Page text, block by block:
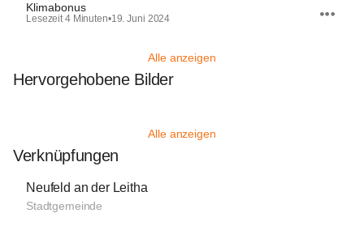
Klimabonus
Lesezeit 4 Minuten•19. Juni 2024
Alle anzeigen
Hervorgehobene Bilder
Alle anzeigen
Verknüpfungen
Neufeld an der Leitha
Stadtgemeinde